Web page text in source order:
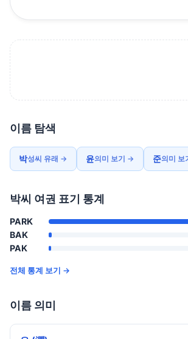
이름 탐색
박성씨 유래 → 윤의미 보기 → 준의미 보
박씨 여권 표기 통계
PARK
BAK
PAK
전체 통계 보기 →
이름 의미